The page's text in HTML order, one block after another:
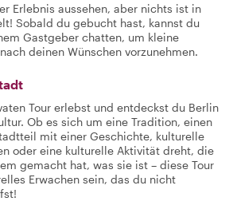
Erlebnis aussehen, aber nichts ist in
Sobald du gebucht hast, kannst du
Gastgeber chatten, um kleine
deinen Wünschen vorzunehmen.
Tour erlebst und entdeckst du Berlin
Ob es sich um eine Tradition, einen
mit einer Geschichte, kulturelle
oder eine kulturelle Aktivität dreht, die
gemacht hat, was sie ist – diese Tour
Erwachen sein, das du nicht